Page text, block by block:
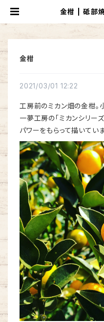
金柑 | 砥部
金柑
2021/03/01 12:22
工房前のミカン畑の金柑。
一夢工房の「ミカンシリー
パワーをもらって描いていま